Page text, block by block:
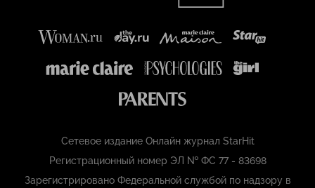
Сетевое издание Онлайн журнал StarHit
Регистрационный номер ЭЛ № ФС 77 - 83698
Зарегистрировано Федеральной службой по надзору в